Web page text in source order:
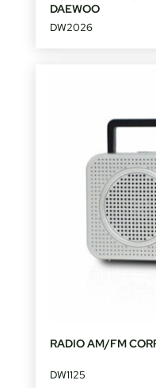
DAEWOO
DW2026
RADIO AM/FM
DW1125